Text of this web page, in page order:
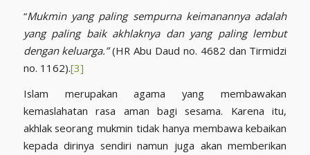
“Mukmin yang paling sempurna keimanannya adalah
yang paling baik akhlaknya dan yang paling lembut
dengan keluarga.”(HR Abu Daud no. 4682 dan Tirmidzi
no. 1162).[3]
Islam merupakan agama yang membawakan
kemaslahatan rasa aman bagi sesama. Karena itu,
akhlak seorang mukmin tidak hanya membawa kebaikan
kepada dirinya sendiri namun juga akan memberikan